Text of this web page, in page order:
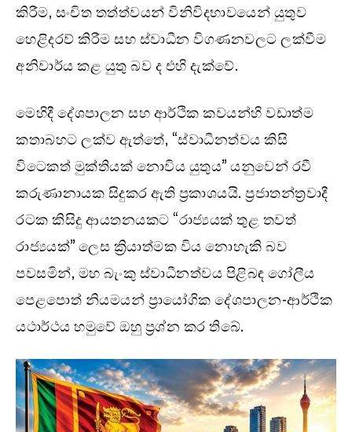
කිරීම, සංචිත තත්ත්වයන් විනිවිදභාවයෙන් යුතුව
හෙළිදරව් කිරීම සහ ස්වාධීන විගණනවලට ලක්වීම
අනිවාර්ය කළ යුතු බව ද එහි දැක්වේ.
මෙහිදී දේශපාලන සහ ආර්ථික කවයන්හි වඩාත්ම
කතාබහට ලක්ව ඇත්තේ, “ස්වාධීනත්වය කිසි
විටෙකත් මුක්තියක් නොවිය යුතුය” යනුවෙන් රවී
කරුණානායක සිදුකර ඇති ප්‍රකාශයයි. ප්‍රජාතන්ත්‍රවාදී
රටක කිසිදු ආයතනයකට “රාජ්‍යයක් තුළ තවත්
රාජ්‍යයක්” ලෙස ක්‍රියාත්මක විය නොහැකි බව
පවසමින්, මහ බැංකු ස්වාධීනත්වය පිළිබඳ ගෝලීය
පෙළපොත් නියමයන් ප්‍රායෝගික දේශපාලන-ආර්ථික
යථාර්ථය හමුවේ ඔහු ප්‍රශ්න කර තිබේ.